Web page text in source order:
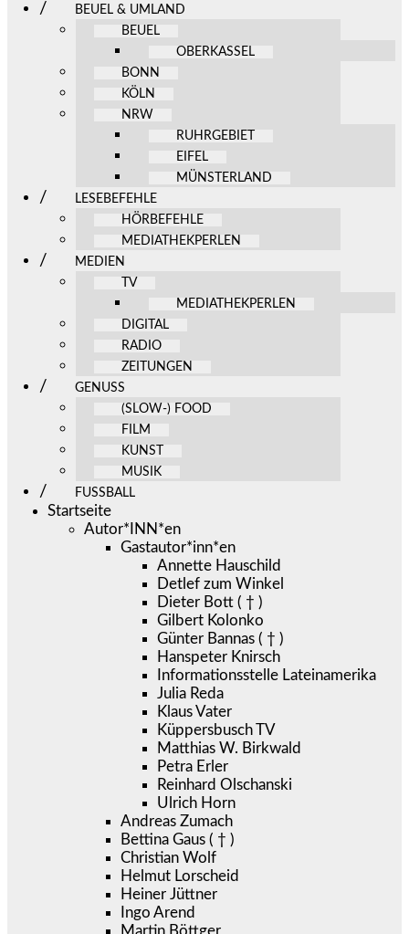
BEUEL & UMLAND
BEUEL
OBERKASSEL
BONN
KÖLN
NRW
RUHRGEBIET
EIFEL
MÜNSTERLAND
LESEBEFEHLE
HÖRBEFEHLE
MEDIATHEKPERLEN
MEDIEN
TV
MEDIATHEKPERLEN
DIGITAL
RADIO
ZEITUNGEN
GENUSS
(SLOW-) FOOD
FILM
KUNST
MUSIK
FUSSBALL
Startseite
Autor*INN*en
Gastautor*inn*en
Annette Hauschild
Detlef zum Winkel
Dieter Bott ( † )
Gilbert Kolonko
Günter Bannas ( † )
Hanspeter Knirsch
Informationsstelle Lateinamerika
Julia Reda
Klaus Vater
Küppersbusch TV
Matthias W. Birkwald
Petra Erler
Reinhard Olschanski
Ulrich Horn
Andreas Zumach
Bettina Gaus ( † )
Christian Wolf
Helmut Lorscheid
Heiner Jüttner
Ingo Arend
Martin Böttger